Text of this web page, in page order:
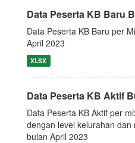
Data Peserta KB Baru
Data Peserta KB Baru per
April 2023
XLSX
Data Peserta KB Aktif
Data Peserta KB Aktif per
dengan level kelurahan
bulan April 2023